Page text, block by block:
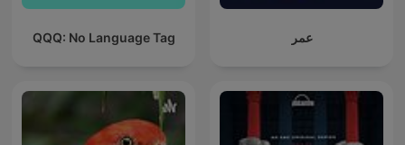
QQQ: No Language Tag عمر